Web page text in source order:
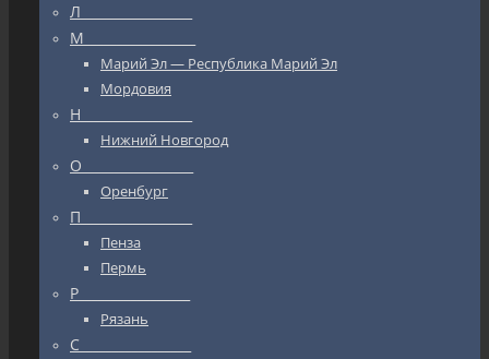
Л_________________
М_________________
Марий Эл — Республика Марий Эл
Мордовия
Н_________________
Нижний Новгород
О_________________
Оренбург
П_________________
Пенза
Пермь
Р_________________
Рязань
С_________________